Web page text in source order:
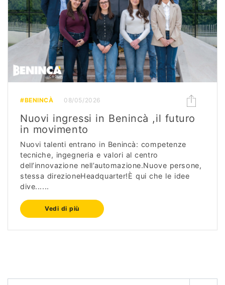
#BENINCÀ 08/05/2026
Nuovi ingressi in Benincà ,il futuro
in movimento
Nuovi talenti entrano in Benincà: competenze
tecniche, ingegneria e valori al centro
dell’innovazione nell’automazione.Nuove persone,
stessa direzioneHeadquarter!È qui che le idee
dive......
Vedi di più